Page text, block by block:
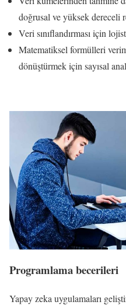
doğrusal ve yüksek dereceli
Veri sınıflandırması için
Matematiksel formülleri
dönüştürmek için sayısal
Programlama becerileri
Yapay zeka uygulamaları